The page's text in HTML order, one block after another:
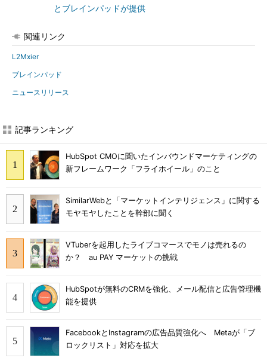
とブレインパッドが提供
関連リンク
L2Mxier
ブレインパッド
ニュースリリース
記事ランキング
HubSpot CMOに聞いたインバウンドマーケティングの
新フレームワーク「フライホイール」のこと
SimilarWebと「マーケットインテリジェンス」に関する
モヤモヤしたことを幹部に聞く
VTuberを起用したライブコマースでモノは売れるの
か？ au PAY マーケットの挑戦
HubSpotが無料のCRMを強化、メール配信と広告管理機
能を提供
FacebookとInstagramの広告品質強化へ Metaが「ブ
ロックリスト」対応を拡大